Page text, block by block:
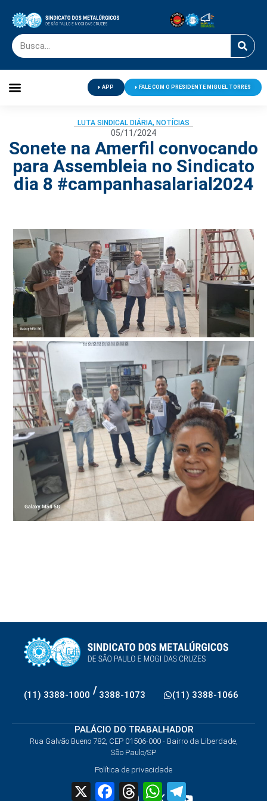
APP FALE COM O PRESIDENTE MIGUEL TORRES
LUTA SINDICAL DIÁRIA, NOTÍCIAS
05/11/2024
Sonete na Amerfil convocando
para Assembleia no Sindicato
dia 8 #campanhasalarial2024
(11) 3388-1000 / 3388-1073 (11) 3388-1066
PALÁCIO DO TRABALHADOR
Rua Galvão Bueno 782, CEP 01506-000 - Bairro da Liberdade,
São Paulo/SP
Política de privacidade
X FacebookThreadsWhatsApp